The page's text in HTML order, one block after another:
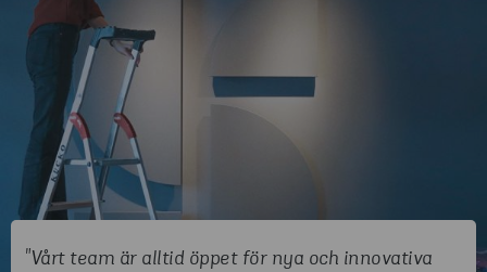
"Vårt team är alltid öppet för nya och innovativa